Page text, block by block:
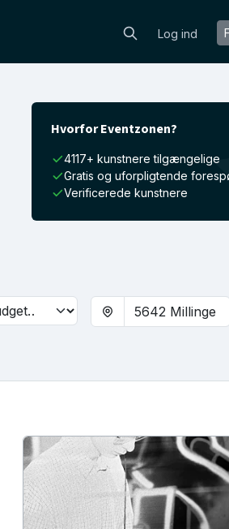
Log ind
Hvorfor Eventzonen?
4117+ kunstnere tilgængelige
Gratis og uforpligtende
Verificerede kunstnere